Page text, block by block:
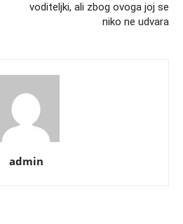
voditeljki, ali zbog ovoga joj se
niko ne udvara
admin